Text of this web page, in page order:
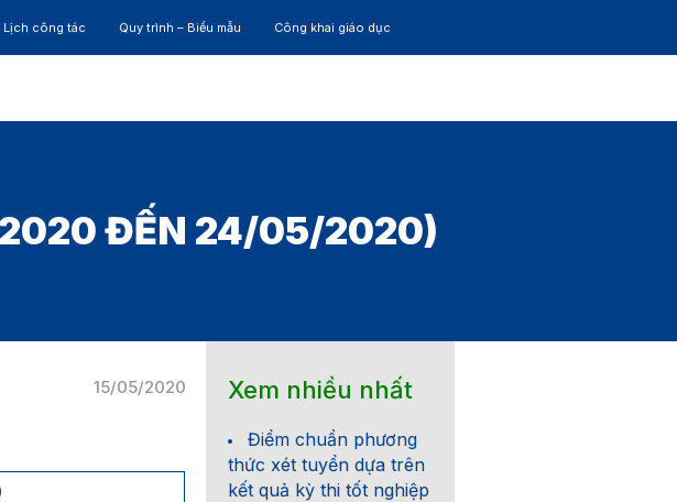
Lịch công tác Quy trình – Biểu mẫu Công khai giáo dục
2020 ĐẾN 24/05/2020)
15/05/2020 Xem nhiều nhất
Điểm chuẩn phương
thức xét tuyển dựa trên
kết quả kỳ thi tốt nghiệp